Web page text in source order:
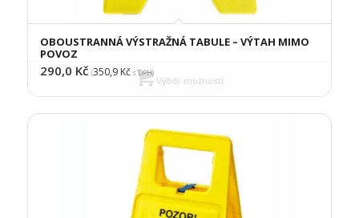
OBOUSTRANNÁ VÝSTRAŽNÁ TABULE – VÝTAH MIMO
POVOZ
290,0 Kč (350,9Kčs DPH)
Výběr možností